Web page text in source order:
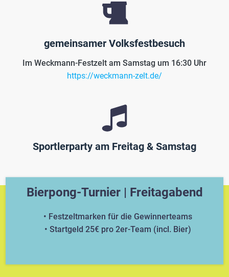
gemeinsamer Volksfestbesuch
Im Weckmann-Festzelt am Samstag um 16:30 Uhr
https://weckmann-zelt.de/
Sportlerparty am Freitag & Samstag
Bierpong-Turnier | Freitagabend
Festzeltmarken für die Gewinnerteams
Startgeld 25€ pro 2er-Team (incl. Bier)